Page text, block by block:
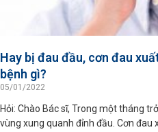
Hay bị đau đầu, cơn đau
bệnh gì?
05/01/2022
Hỏi: Chào Bác sĩ, Trong một tháng
vùng xung quanh đỉnh đầu. Cơn đau